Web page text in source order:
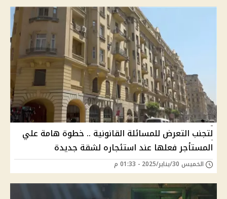
لتجنب التعرض للمسائلة القانونية .. خطوة هامة علي
المستأجر فعلها عند استئجاره لشقة جديدة
الخميس 30/يناير/2025 - 01:33 م